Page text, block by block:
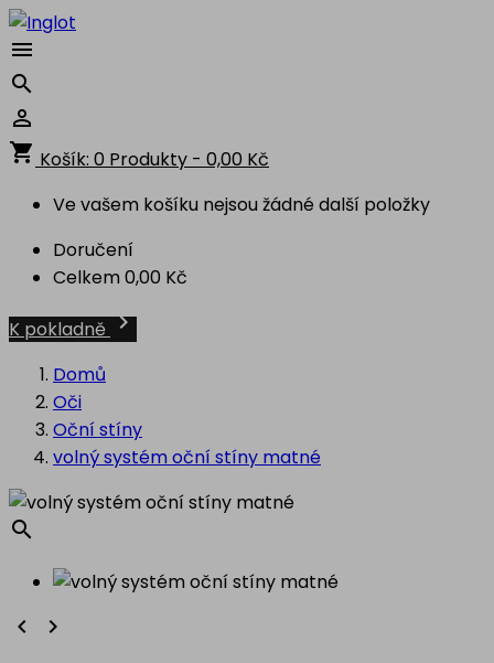



shopping_cart Košík: 0 Produkty - 0,00 Kč
Ve vašem košíku nejsou žádné další položky
Doručení
Celkem0,00 Kč
K pokladně
Domů
Oči
Oční stíny
volný systém oční stíny matné
search
 